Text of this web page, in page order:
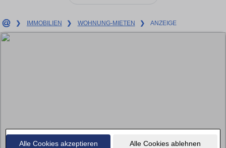
Alle Cookies akzeptieren Alle Cookies ablehnen
❯ IMMOBILIEN ❯ WOHNUNG-MIETEN ❯ ANZEIGE